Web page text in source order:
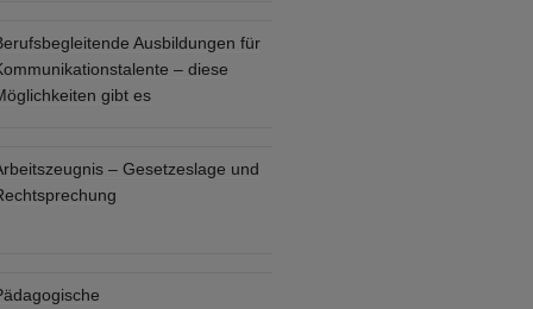
Ausbildungen für
– diese
gibt es
– Gesetzeslage und